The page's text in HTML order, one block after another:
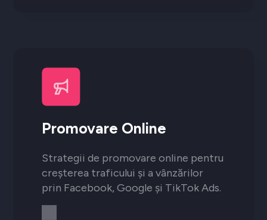
Promovare Online
Strategii de promovare online pentru
creșterea traficului și a vânzărilor
prin Facebook, Google și TikTok Ads.